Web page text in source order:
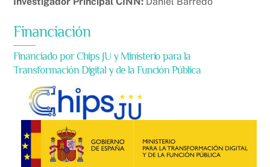
Financiación
Financiado por Chips JU y Ministerio para la
Transformación Digital y de la Función Pública